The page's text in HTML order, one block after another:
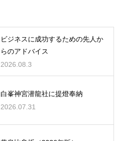
ビジネスに成功するための先人か
らのアドバイス
2026.08.3
白峯神宮潜龍社に提燈奉納
2026.07.31